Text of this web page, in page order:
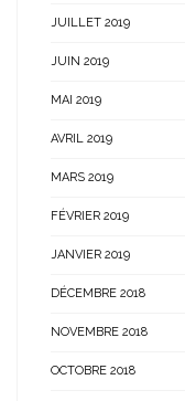
JUILLET 2019
JUIN 2019
MAI 2019
AVRIL 2019
MARS 2019
FÉVRIER 2019
JANVIER 2019
DÉCEMBRE 2018
NOVEMBRE 2018
OCTOBRE 2018